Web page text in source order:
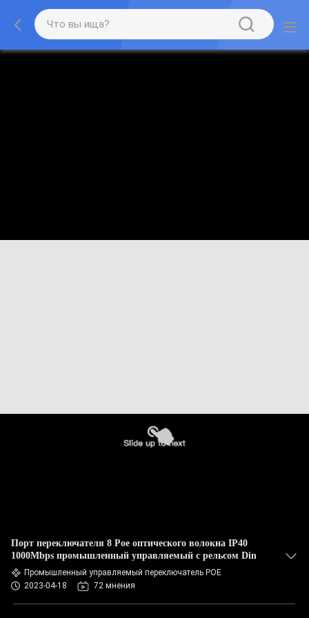
Порт переключателя 8 Poe оптического волокна IP40
1000Mbps промышленный управляемый с рельсом Din
Промышленный управляемый переключатель POE
2023-04-18
72 мнения